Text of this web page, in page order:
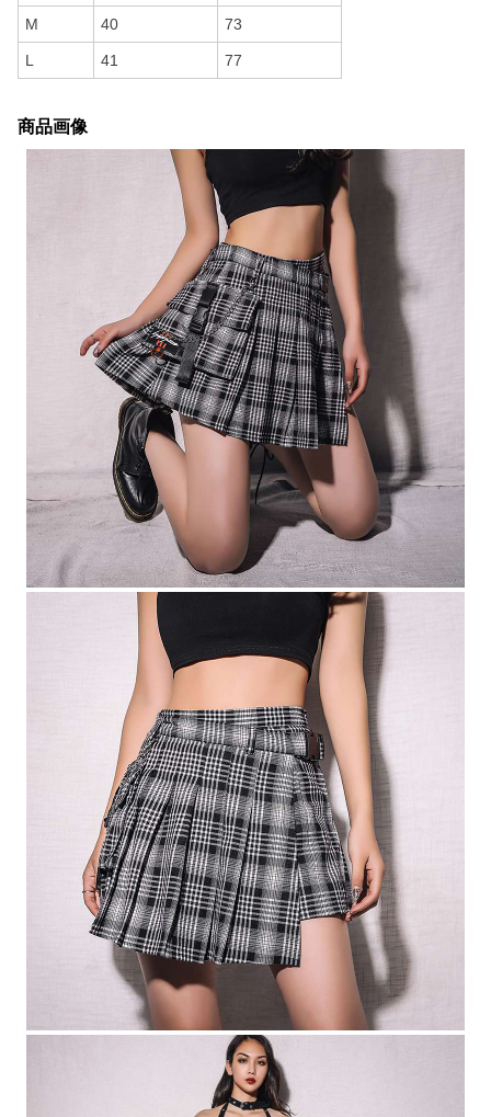
M 40 73
L 41 77
商品画像